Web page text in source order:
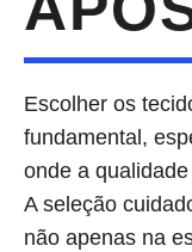
Escolher os
fundamental,
onde a
A seleção
não apenas na